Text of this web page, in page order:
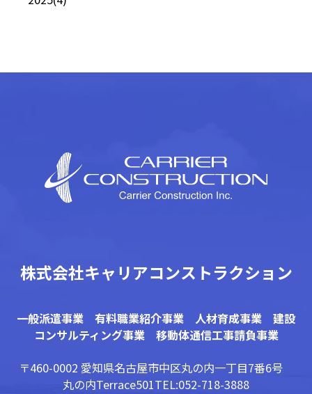
株式会社キャリアコンストラクション
一般派遣事業 有料職業紹介事業 人材育成事業 建設
コンサルティング事業 移動体通信工事請負事業
〒460-0002 愛知県名古屋市中区丸の内一丁目7番6号
丸の内Terrace501TEL:052-718-3888